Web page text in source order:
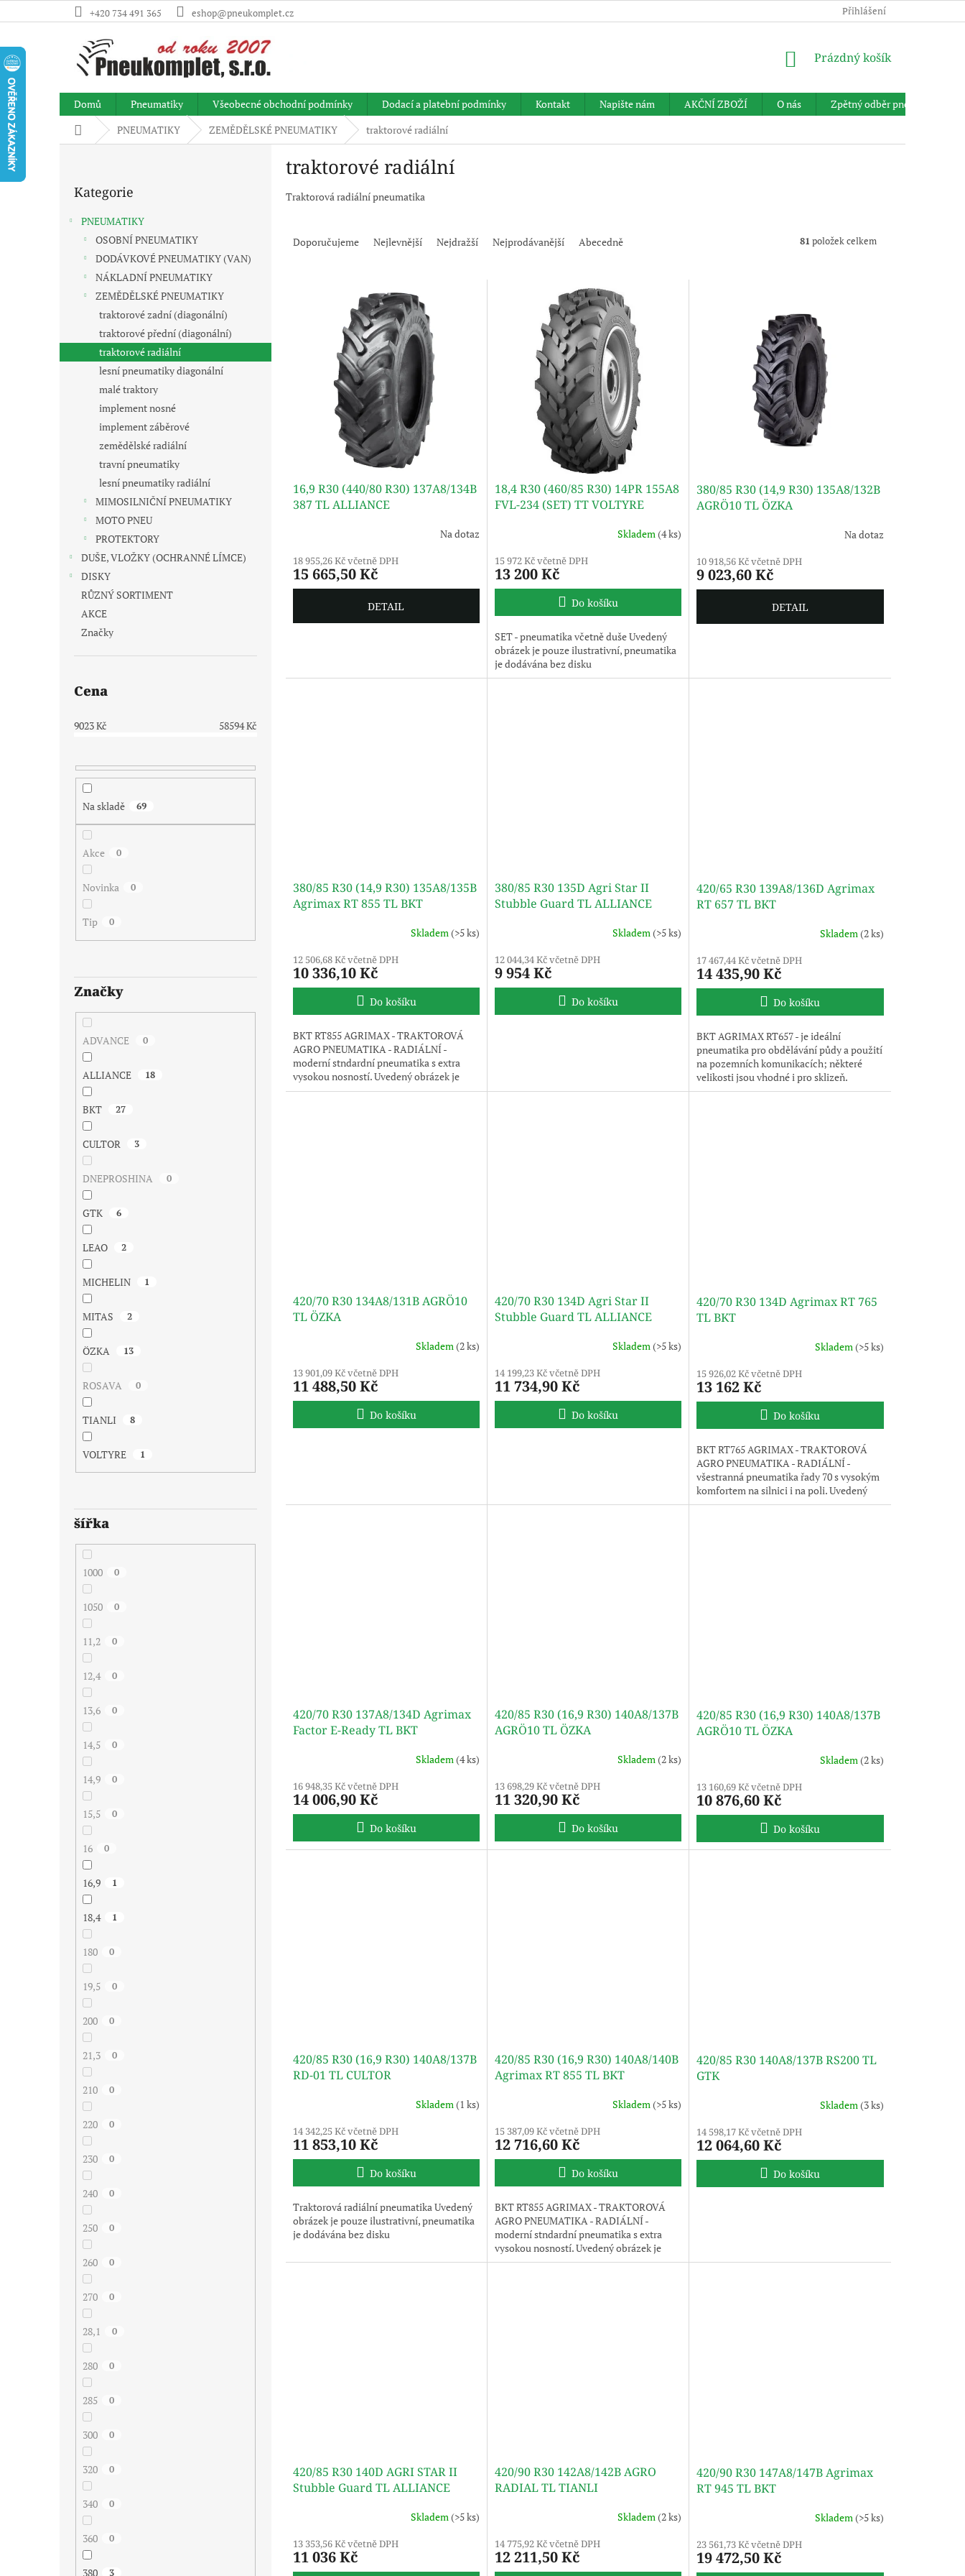
na
+420 734 491 365 eshop@pneukomplet.cz Přihlášení
NÁKUPNÍ
Prázdný košík
Domů Pneumatiky Všeobecné obchodní podmínky Dodací a platební podmínky Kontakt Napište nám AKČNÍ ZBOŽÍ O nás
Zpětný odběr pneumatik
Domů PNEUMATIKY ZEMĚDĚLSKÉ PNEUMATIKY traktorové radiální
e
l
kategorie
Kategorie
PNEUMATIKY
OSOBNÍ PNEUMATIKY
DODÁVKOVÉ PNEUMATIKY (VAN)
NÁKLADNÍ PNEUMATIKY
ZEMĚDĚLSKÉ PNEUMATIKY
traktorové zadní (diagonální)
traktorové přední (diagonální)
traktorové radiální
lesní pneumatiky diagonální
malé traktory
implement nosné
implement záběrové
zemědělské radiální
travní pneumatiky
lesní pneumatiky radiální
MIMOSILNIČNÍ PNEUMATIKY
MOTO PNEU
PROTEKTORY
DUŠE, VLOŽKY (OCHRANNÉ LÍMCE)
DISKY
RŮZNÝ SORTIMENT
AKCE
Značky
Cena
9023Kč 58594Kč
Na skladě 69
Akce 0
Novinka 0
Tip 0
Značky
ADVANCE 0
ALLIANCE 18
BKT 27
CULTOR 3
DNEPROSHINA 0
GTK 6
LEAO 2
MICHELIN 1
MITAS 2
ÖZKA 13
ROSAVA 0
TIANLI 8
VOLTYRE 1
šířka
1000 0
1050 0
11,2 0
12,4 0
13,6 0
14,5 0
14,9 0
15,5 0
16 0
16,9 1
18,4 1
180 0
19,5 0
200 0
21,3 0
210 0
220 0
230 0
240 0
250 0
260 0
270 0
28,1 0
280 0
285 0
300 0
320 0
340 0
360 0
380 3
traktorové radiální
Traktorová radiální pneumatika
Doporučujeme Nejlevnější Nejdražší Nejprodávanější Abecedně 81 položek celkem
16,9 R30 (440/80 R30) 137A8/134B
387 TL ALLIANCE
Na dotaz
18 955,26 Kč včetně DPH
15 665,50 Kč
DETAIL
18,4 R30 (460/85 R30) 14PR 155A8
FVL-234 (SET) TT VOLTYRE
Skladem(4 ks)
15 972 Kč včetně DPH
13 200 Kč
Do košíku
SET - pneumatika včetně duše Uvedený
obrázek je pouze ilustrativní, pneumatika
je dodávána bez disku
380/85 R30 (14,9 R30) 135A8/132B
AGRÖ10 TL ÖZKA
Na dotaz
10 918,56 Kč včetně DPH
9 023,60 Kč
DETAIL
380/85 R30 (14,9 R30) 135A8/135B
Agrimax RT 855 TL BKT
Skladem(>5 ks)
12 506,68 Kč včetně DPH
10 336,10 Kč
Do košíku
BKT RT855 AGRIMAX - TRAKTOROVÁ
AGRO PNEUMATIKA - RADIÁLNÍ -
moderní stndardní pneumatika s extra
vysokou nosností. Uvedený obrázek je
pouze ilustrativní, pneumatika je
380/85 R30 135D Agri Star II
Stubble Guard TL ALLIANCE
Skladem(>5 ks)
12 044,34 Kč včetně DPH
9 954 Kč
Do košíku
420/65 R30 139A8/136D Agrimax
RT 657 TL BKT
Skladem(2 ks)
17 467,44 Kč včetně DPH
14 435,90 Kč
Do košíku
BKT AGRIMAX RT657 - je ideální
pneumatika pro obdělávání půdy a použití
na pozemních komunikacích; některé
velikosti jsou vhodné i pro sklizeň.
Pneumatika poskytuje vynikající jízdní
420/70 R30 134A8/131B AGRÖ10
TL ÖZKA
Skladem(2 ks)
13 901,09 Kč včetně DPH
11 488,50 Kč
Do košíku
420/70 R30 134D Agri Star II
Stubble Guard TL ALLIANCE
Skladem(>5 ks)
14 199,23 Kč včetně DPH
11 734,90 Kč
Do košíku
420/70 R30 134D Agrimax RT 765
TL BKT
Skladem(>5 ks)
15 926,02 Kč včetně DPH
13 162 Kč
Do košíku
BKT RT765 AGRIMAX - TRAKTOROVÁ
AGRO PNEUMATIKA - RADIÁLNÍ -
všestranná pneumatika řady 70 s vysokým
komfortem na silnici i na poli. Uvedený
obrázek je pouze ilustrativní, pneumatika
420/70 R30 137A8/134D Agrimax
Factor E-Ready TL BKT
Skladem(4 ks)
16 948,35 Kč včetně DPH
14 006,90 Kč
Do košíku
420/85 R30 (16,9 R30) 140A8/137B
AGRÖ10 TL ÖZKA
Skladem(2 ks)
13 698,29 Kč včetně DPH
11 320,90 Kč
Do košíku
420/85 R30 (16,9 R30) 140A8/137B
AGRÖ10 TL ÖZKA
Skladem(2 ks)
13 160,69 Kč včetně DPH
10 876,60 Kč
Do košíku
420/85 R30 (16,9 R30) 140A8/137B
RD-01 TL CULTOR
Skladem(1 ks)
14 342,25 Kč včetně DPH
11 853,10 Kč
Do košíku
Traktorová radiální pneumatika Uvedený
obrázek je pouze ilustrativní, pneumatika
je dodávána bez disku
420/85 R30 (16,9 R30) 140A8/140B
Agrimax RT 855 TL BKT
Skladem(>5 ks)
15 387,09 Kč včetně DPH
12 716,60 Kč
Do košíku
BKT RT855 AGRIMAX - TRAKTOROVÁ
AGRO PNEUMATIKA - RADIÁLNÍ -
moderní stndardní pneumatika s extra
vysokou nosností. Uvedený obrázek je
pouze ilustrativní, pneumatika je
420/85 R30 140A8/137B RS200 TL
GTK
Skladem(3 ks)
14 598,17 Kč včetně DPH
12 064,60 Kč
Do košíku
420/85 R30 140D AGRI STAR II
Stubble Guard TL ALLIANCE
Skladem(>5 ks)
13 353,56 Kč včetně DPH
11 036 Kč
420/90 R30 142A8/142B AGRO
RADIAL TL TIANLI
Skladem(2 ks)
14 775,92 Kč včetně DPH
12 211,50 Kč
420/90 R30 147A8/147B Agrimax
RT 945 TL BKT
Skladem(>5 ks)
23 561,73 Kč včetně DPH
19 472,50 Kč